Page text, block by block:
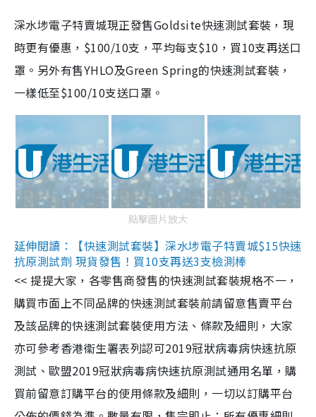
深水埗電子特賣城現正發售Goldsite快速測試套裝，現
時更有優惠，$100/10支，平均每支$10，買10支再送口
罩。另外有售YHLO及Green Spring的快速測試套裝，
一樣低至$100/10支送口罩。
點擊圖片放大
延伸閱讀：【快速測試套裝】深水埗電子特賣城$15快速
抗原測試劑 現貨發售！買10支再送3支檢測棒
<< 提提大家，各零售商發售的快速測試套裝規格不一，
購買市面上不同品牌的快速測試套裝前請留意售賣平台
及該品牌的快速測試套裝使用方法、條款及細則，大家
亦可參考香港衞生署表列認可2019冠狀病毒病快速抗原
測試、歐盟2019冠狀病毒病快速抗原測試通用名單，購
買前留意訂購平台的使用條款及細則，一切以訂購平台